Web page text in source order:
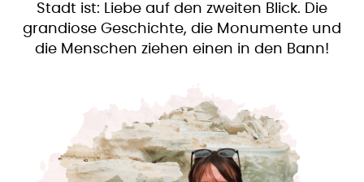
Stadt ist: Liebe auf den zweiten Blick. Die
grandiose Geschichte, die Monumente und
die Menschen ziehen einen in den Bann!